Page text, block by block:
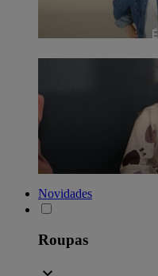
Novidades
Roupas